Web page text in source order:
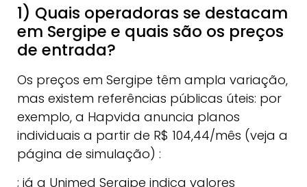
1) Quais operadoras se destacam
em Sergipe e quais são os preços
de entrada?
Os preços em Sergipe têm ampla variação,
mas existem referências públicas úteis: por
exemplo, a Hapvida anuncia planos
individuais a partir de R$ 104,44/mês (veja a
página de simulação) :
; já a Unimed Sergipe indica valores